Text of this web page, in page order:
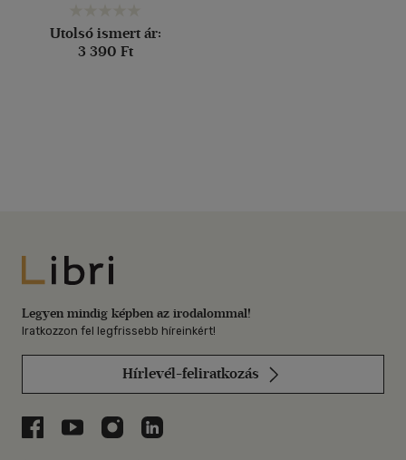
Utolsó ismert ár:
3 390 Ft
Libri
Legyen mindig képben az irodalommal!
Iratkozzon fel legfrissebb híreinkért!
Hírlevél-feliratkozás
Libri a Facebookon
Libri a Youtube-on
Libri az Instagramon
Libri a LinkedInen